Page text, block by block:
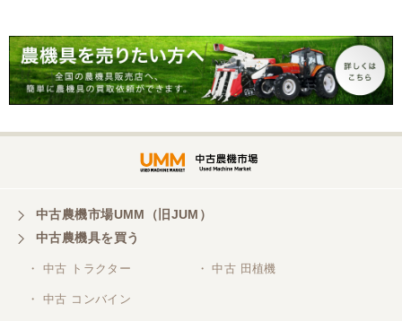
山梨県／
迅速丁寧にご対応くださいました。この度はありが
です。
山梨県／井上農場
このたびはお取引ありがとうございました。 梱包も
中古農機市場UMM（旧JUM）
中古農機具を買う
・ 中古 トラクター ・ 中古 田植機
・ 中古 コンバイン